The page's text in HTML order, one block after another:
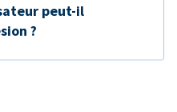
peut-il
?